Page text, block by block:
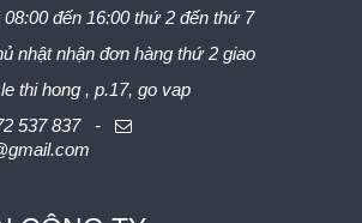
08:00 đến 16:00 thứ 2 đến thứ 7
đơn hàng thứ 2 giao
thi hong , p.17, go vap
537 837 -